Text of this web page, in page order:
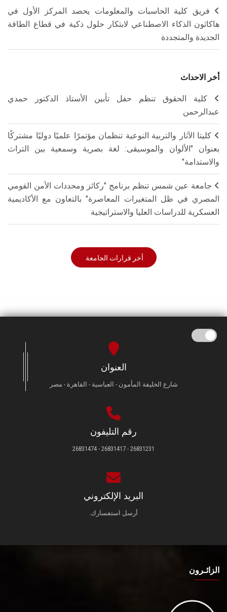
فريق كلية الحاسبات والمعلومات يحصد المركز الأول في
هاكاثون الذكاء الاصطناعي لابتكار حلول ذكية في قطاع الطاقة
الجديدة والمتجددة
أخر الاحداث
كلية الحقوق تنظم حفل تأبين الأستاذ الدكتور حمدي
عبدالرحمن
كليتا الآثار والتربية النوعية تنظمان مؤتمرًا علميًا دوليًا مشتركًا
بعنوان "الألوان والموسيقى: لغة بصرية وسمعية بين التراث
والاستدامة"
جامعة عين شمس تنظم برنامج "ركائز ومحددات الأمن القومي
المصري في ظل المتغيرات المعاصرة" بالتعاون مع الأكاديمية
العسكرية للدراسات العليا والاستراتيجية
أخر قرارات الجامعة
العنوان
شارع الخليفة المأمون - العباسية - القاهرة - مصر
رقم التليفون
26831231 - 26831417 - 26831474
البريد الإلكتروني
أرسل استفسارك.
الزائـرون